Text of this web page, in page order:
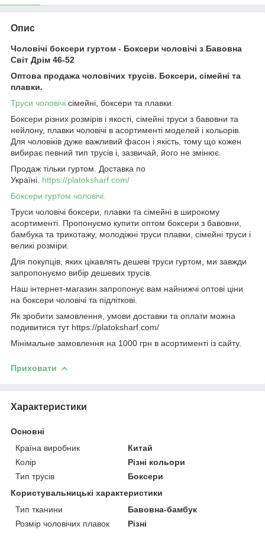
Опис
Чоловічі боксери гуртом - Боксери чоловічі з Бавовна
Світ Дрім 46-52
Оптова продажа чоловічих трусів. Боксери, сімейні та
плавки.
Труси чоловічі сімейні, боксери та плавки.
Боксери різних розмірів і якості, сімейні труси з бавовни та
нейлону, плавки чоловічі в асортименті моделей і кольорів.
Для чоловіків дуже важливий фасон і якість, тому що кожен
вибирає певний тип трусів і, зазвичай, його не змінює.
Продаж тільки гуртом. Доставка по
Україні. https://platoksharf.com/
Боксери гуртом чоловічі.
Труси чоловічі боксери, плавки та сімейні в широкому
асортименті. Пропонуємо купити оптом боксери з бавовни,
бамбука та трикотажу, молодіжні труси плавки, сімейні труси і
великі розміри.
Для покупців, яких цікавлять дешеві труси гуртом, ми завжди
запропонуємо вибір дешевих трусів.
Наш інтернет-магазин запропонує вам найнижчі оптові ціни
на боксери чоловічі та підліткові.
Як зробити замовлення, умови доставки та оплати можна
подивитися тут https://platoksharf.com/
Мінімальне замовлення на 1000 грн в асортименті із сайту.
Приховати
Характеристики
Основні
Країна виробник
Китай
Колір
Різні кольори
Тип трусів
Боксери
Користувальницькі характеристики
Тип тканини
Бавовна-бамбук
Розмір чоловічих плавок
Різні